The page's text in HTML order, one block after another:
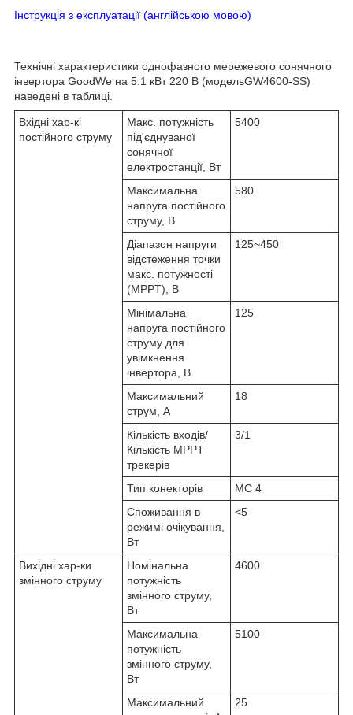
Інструкція з експлуатації (англійською мовою)
Технічні характеристики однофазного мережевого сонячного
інвертора GoodWe на 5.1 кВт 220 В (модельGW4600-SS)
наведені в таблиці.
Вхідні хар-кі
постійного струму
Макс. потужність
під'єднуваної
сонячної
електростанції, Вт
5400
Максимальна
напруга постійного
струму, В
580
Діапазон напруги
відстеження точки
макс. потужності
(MPPT), В
125~450
Мінімальна
напруга постійного
струму для
увімкнення
інвертора, В
125
Максимальний
струм, А
18
Кількість входів/
Кількість MPPТ
трекерів
3/1
Тип конекторів
MC 4
Споживання в
режимі очікування,
Вт
<5
Вихідні хар-ки
змінного струму
Номінальна
потужність
змінного струму,
Вт
4600
Максимальна
потужність
змінного струму,
Вт
5100
Максимальний
25